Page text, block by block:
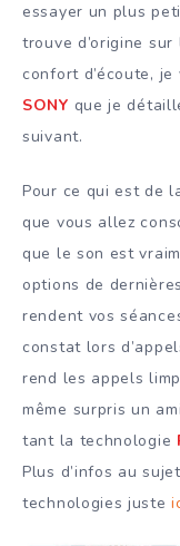
essayer un plus
trouve d’origine
confort d’écoute,
SONY que je
suivant.
Pour ce qui est de
que vous allez
que le son est
options de
rendent vos
constat lors
rend les appels
même surpris un
tant la technologie
Plus d’infos au
technologies juste